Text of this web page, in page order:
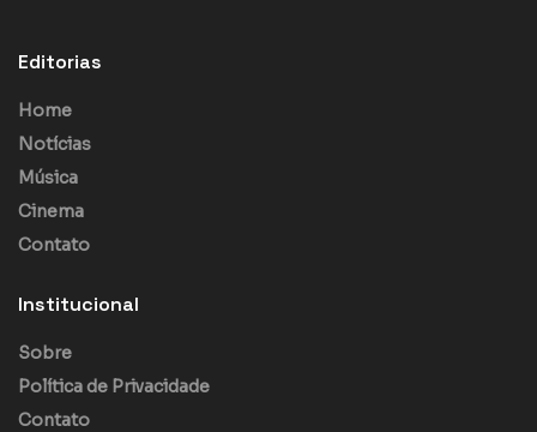
Editorias
Home
Notícias
Música
Cinema
Contato
Institucional
Sobre
Política de Privacidade
Contato